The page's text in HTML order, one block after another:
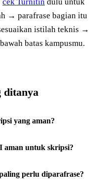
→ parafrase bagian itu
istilah teknis →
batas kampusmu.
ditanya
yang aman?
aman untuk skripsi?
perlu diparafrase?